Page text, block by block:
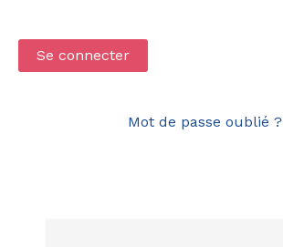
Mot de passe oublié ?